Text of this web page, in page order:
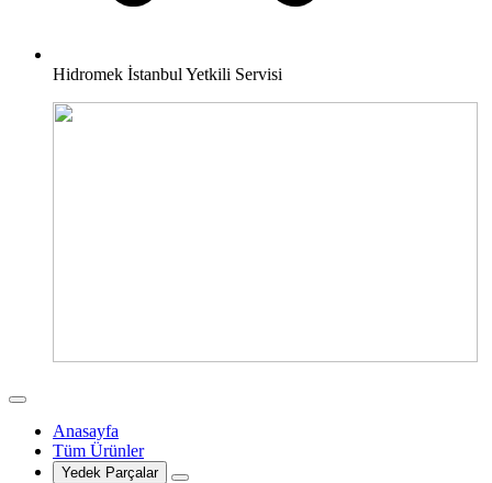
Hidromek İstanbul Yetkili Servisi
Anasayfa
Tüm Ürünler
Yedek Parçalar